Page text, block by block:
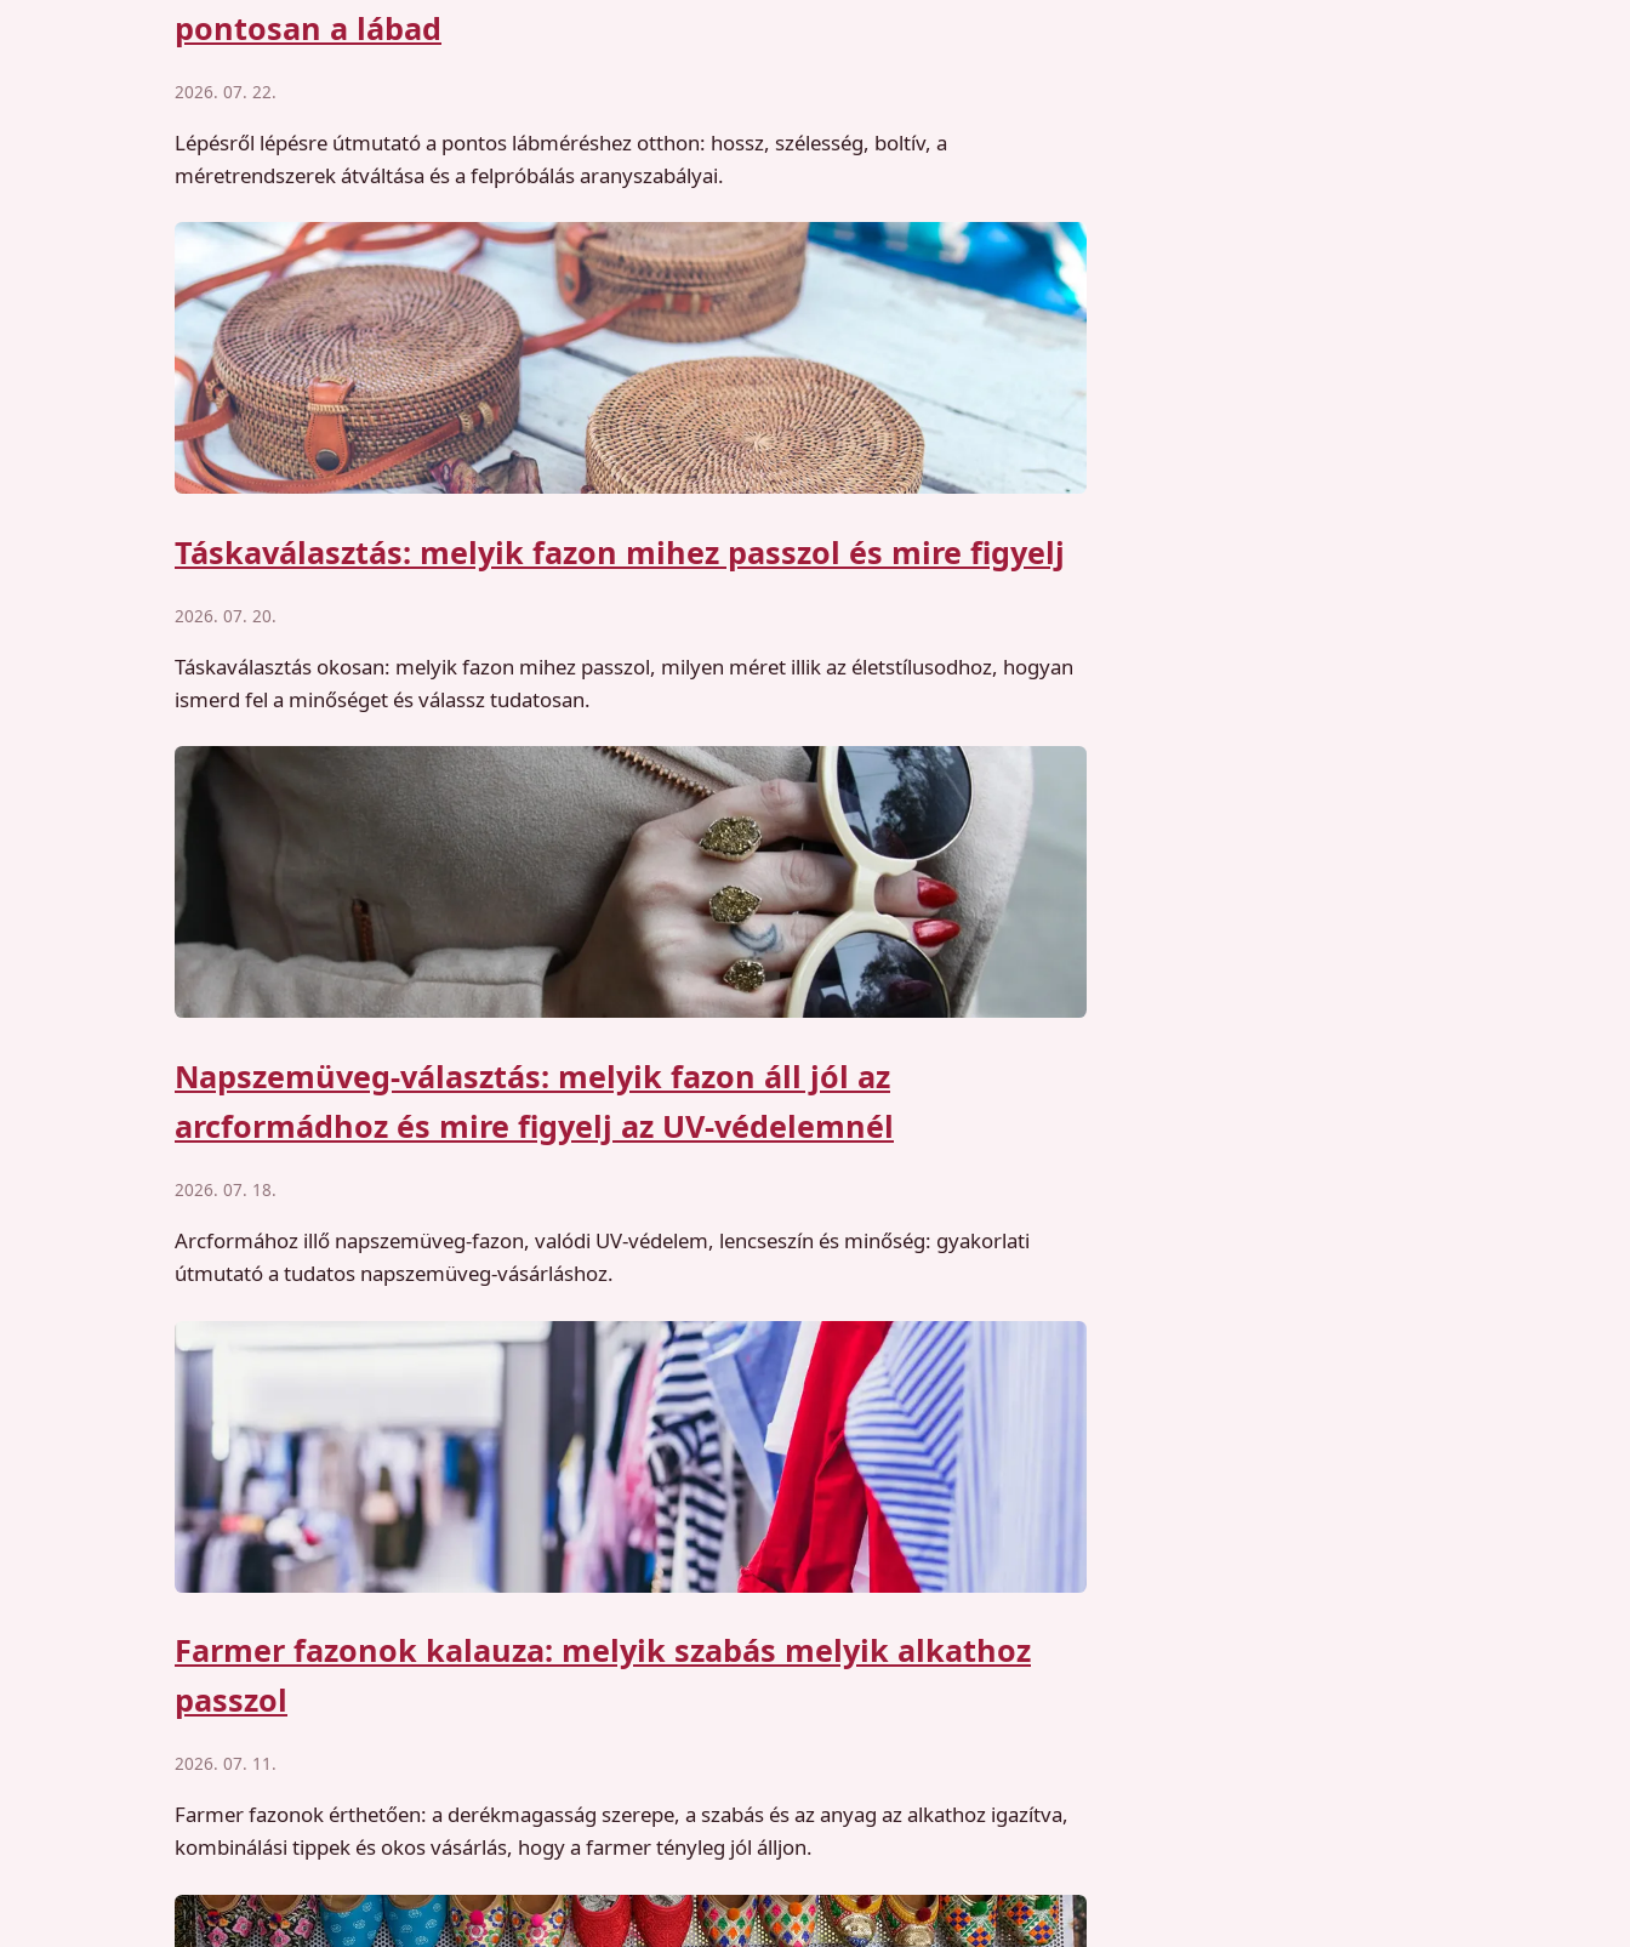
pontosan a lábad
2026. 07. 22.
Lépésről lépésre útmutató a pontos lábméréshez otthon: hossz, szélesség, boltív, a
méretrendszerek átváltása és a felpróbálás aranyszabályai.
Táskaválasztás: melyik fazon mihez passzol és mire figyelj
2026. 07. 20.
Táskaválasztás okosan: melyik fazon mihez passzol, milyen méret illik az életstílusodhoz, hogyan
ismerd fel a minőséget és válassz tudatosan.
Napszemüveg-választás: melyik fazon áll jól az
arcformádhoz és mire figyelj az UV-védelemnél
2026. 07. 18.
Arcformához illő napszemüveg-fazon, valódi UV-védelem, lencseszín és minőség: gyakorlati
útmutató a tudatos napszemüveg-vásárláshoz.
Farmer fazonok kalauza: melyik szabás melyik alkathoz
passzol
2026. 07. 11.
Farmer fazonok érthetően: a derékmagasság szerepe, a szabás és az anyag az alkathoz igazítva,
kombinálási tippek és okos vásárlás, hogy a farmer tényleg jól álljon.